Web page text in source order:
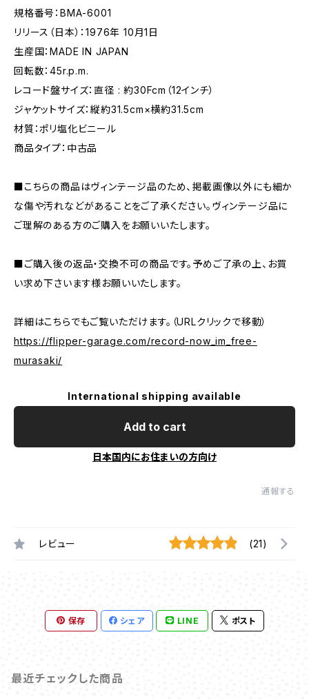
規格番号：BMA-6001
リリース（日本）：1976年 10月1日
生産国：MADE IN JAPAN
回転数：45r.p.m.
レコード盤サイズ：直径 : 約30Fcm（12インチ）
ジャケットサイズ：縦約31.5cm×横約31.5cm
材質：ポリ塩化ビニール
商品タイプ：中古品
■こちらの商品はヴィンテージ品のため、掲載画像以外にも細か
な傷や汚れなどがあることをご了承ください。ヴィンテージ品に
ご理解のある方のご購入をお願いいたします。
■ご購入後の返品・交換不可の商品です。予めご了承の上、お買
い求め下さいます様お願いいたします。
詳細はこちらでもご覧いただけます。（URLクリックで移動）
https://flipper-garage.com/record-now_im_free-
murasaki/
International shipping available
Add to cart
日本国内にお住まいの方向け
通報する
レビュー (21)
保存 シェア LINE ポスト
最近チェックした商品